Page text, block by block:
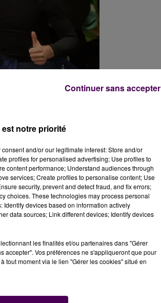
ce week-end pour
3 mars face à l’Elan
2 buts à 1,les
Changéens ne
une division au-
peut le voir sur les
notre priorité
and/or our legitimate interest: Store and/or
profiles for personalised advertising; Use profiles to
content performance; Understand audiences through
services; Create profiles to personalise content; Use
security, prevent and detect fraud, and fix errors;
choices. These technologies may process personal
devices based on information actively
data sources; Link different devices; Identify devices
les finalités et/ou partenaires dans "Gérer
accepter". Vos préférences ne s'appliqueront que pour
tout moment via le lien "Gérer les cookies" situé en
Continuer sans accepter